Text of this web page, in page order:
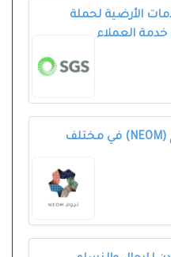
الأرضية لحملة
خدمة العملاء
وظائف في شركة نيوم (NEOM) في مختلف